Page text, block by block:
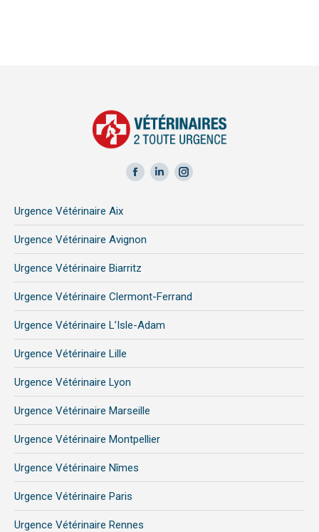
Facebook
in
new
window
LinkedIn
new
Instagram
new
Urgence Vétérinaire Aix
Urgence Vétérinaire Avignon
Urgence Vétérinaire Biarritz
Urgence Vétérinaire Clermont-Ferrand
Urgence Vétérinaire L’Isle-Adam
Urgence Vétérinaire Lille
Urgence Vétérinaire Lyon
Urgence Vétérinaire Marseille
Urgence Vétérinaire Montpellier
Urgence Vétérinaire Nîmes
Urgence Vétérinaire Paris
Urgence Vétérinaire Rennes